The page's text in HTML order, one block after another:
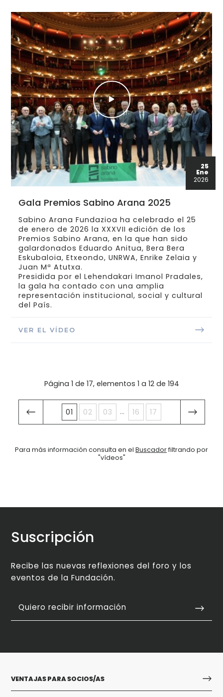
25
Ene
2026
Gala Premios Sabino Arana 2025
Sabino Arana Fundazioa ha celebrado el 25
de enero de 2026 la XXXVII edición de los
Premios Sabino Arana, en la que han sido
galardonados Eduardo Anitua, Bera Bera
Eskubaloia, Etxeondo, UNRWA, Enrike Zelaia y
Juan Mª Atutxa.
Presidida por el Lehendakari Imanol Pradales,
la gala ha contado con una amplia
representación institucional, social y cultural
del País.
VER EL VÍDEO
Página 1 de 17, elementos 1 a 12 de 194
01 02 03 ... 16 17
Para más información consulta en el Buscadorfiltrando por
"vídeos"
Suscripción
Recibe las nuevas reflexiones del foro y los
eventos de la Fundación.
Quiero recibir información
VENTAJAS PARA SOCIOS/AS